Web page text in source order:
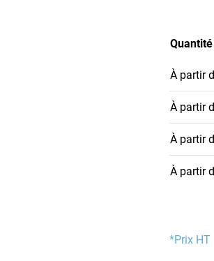
Quantité
À partir
À partir
À partir
À partir
*Prix HT